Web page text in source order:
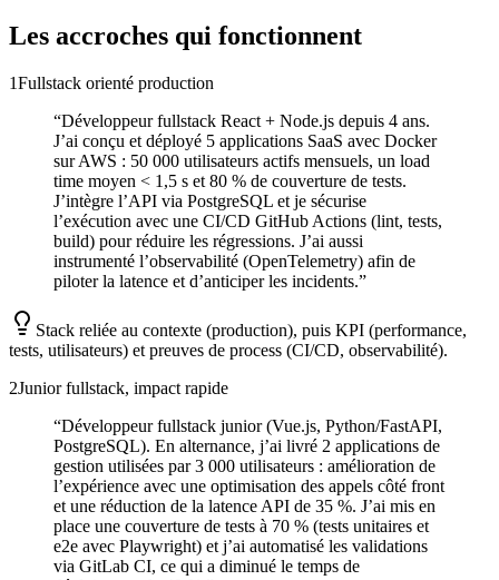
Les accroches qui fonctionnent
1Fullstack orienté production
“Développeur fullstack React + Node.js depuis 4 ans.
J’ai conçu et déployé 5 applications SaaS avec Docker
sur AWS : 50 000 utilisateurs actifs mensuels, un load
time moyen < 1,5 s et 80 % de couverture de tests.
J’intègre l’API via PostgreSQL et je sécurise
l’exécution avec une CI/CD GitHub Actions (lint, tests,
build) pour réduire les régressions. J’ai aussi
instrumenté l’observabilité (OpenTelemetry) afin de
piloter la latence et d’anticiper les incidents.”
Stack reliée au contexte (production), puis KPI (performance,
tests, utilisateurs) et preuves de process (CI/CD, observabilité).
2Junior fullstack, impact rapide
“Développeur fullstack junior (Vue.js, Python/FastAPI,
PostgreSQL). En alternance, j’ai livré 2 applications de
gestion utilisées par 3 000 utilisateurs : amélioration de
l’expérience avec une optimisation des appels côté front
et une réduction de la latence API de 35 %. J’ai mis en
place une couverture de tests à 70 % (tests unitaires et
e2e avec Playwright) et j’ai automatisé les validations
via GitLab CI, ce qui a diminué le temps de